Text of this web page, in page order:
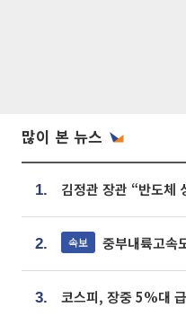
많이 본 뉴스
1.
2. 속보 중부내륙고속
3.